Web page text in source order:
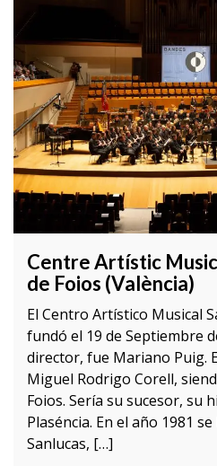
Centre Artístic
de Foios (València)
El Centro Artístico Musical
fundó el 19 de Septiembre
director, fue Mariano Puig.
Miguel Rodrigo Corell,
Foios. Sería su sucesor, su
Plaséncia. En el año 1981
Sanlucas, […]